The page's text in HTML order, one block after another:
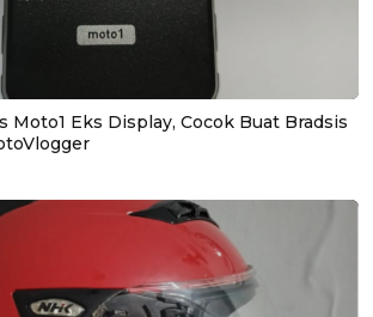
Moto1 Eks Display, Cocok Buat Bradsis